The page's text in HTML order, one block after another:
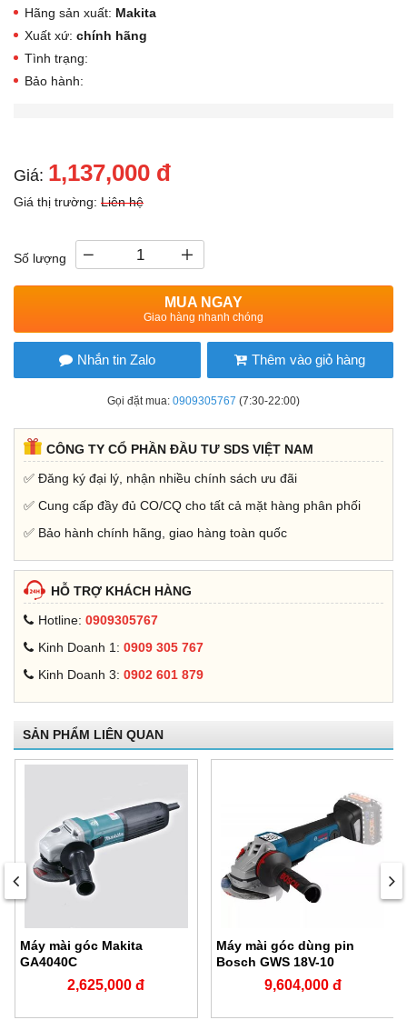
Hãng sản xuất: Makita
Xuất xứ: chính hãng
Tình trạng:
Bảo hành:
Giá: 1,137,000 đ
Giá thị trường: Liên hệ
Số lượng
MUA NGAY
Giao hàng nhanh chóng
Nhắn tin Zalo Thêm vào giỏ hàng
Gọi đặt mua: 0909305767 (7:30-22:00)
CÔNG TY CỔ PHẦN ĐẦU TƯ SDS VIỆT NAM
✅ Đăng ký đại lý, nhận nhiều chính sách ưu đãi
✅ Cung cấp đầy đủ CO/CQ cho tất cả mặt hàng phân phối
✅ Bảo hành chính hãng, giao hàng toàn quốc
HỖ TRỢ KHÁCH HÀNG
Hotline: 0909305767
Kinh Doanh 1: 0909 305 767
Kinh Doanh 3: 0902 601 879
SẢN PHẨM LIÊN QUAN
Máy mài góc Makita
GA4040C
2,625,000 đ
Máy mài góc dùng pin
Bosch GWS 18V-10
9,604,000 đ